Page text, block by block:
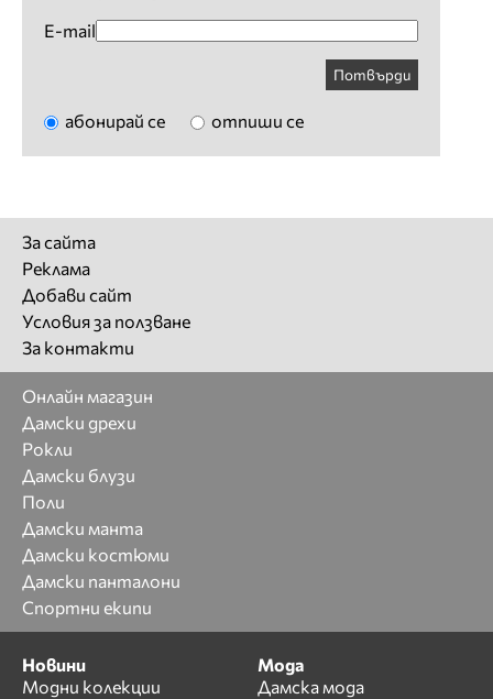
E-mail
Потвърди
абонирай се отпиши се
За сайта
Реклама
Добави сайт
Условия за ползване
За контакти
Онлайн магазин
Дамски дрехи
Рокли
Дамски блузи
Поли
Дамски манта
Дамски костюми
Дамски панталони
Спортни екипи
Новини
Модни колекции
Мода
Дамска мода